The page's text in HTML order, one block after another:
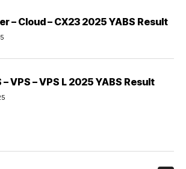
– Cloud – CX23 2025 YABS Result
– VPS – VPS L 2025 YABS Result